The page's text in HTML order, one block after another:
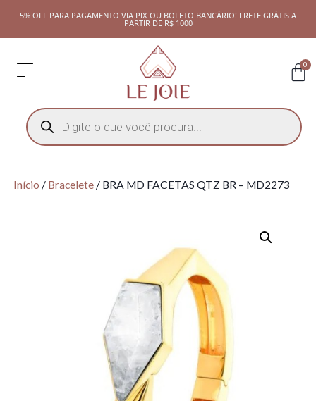
5% OFF PARA PAGAMENTO VIA PIX OU BOLETO BANCÁRIO! FRETE GRÁTIS A
PARTIR DE R$ 1000
0
Início / Bracelete/ BRA MD FACETAS QTZ BR – MD2273